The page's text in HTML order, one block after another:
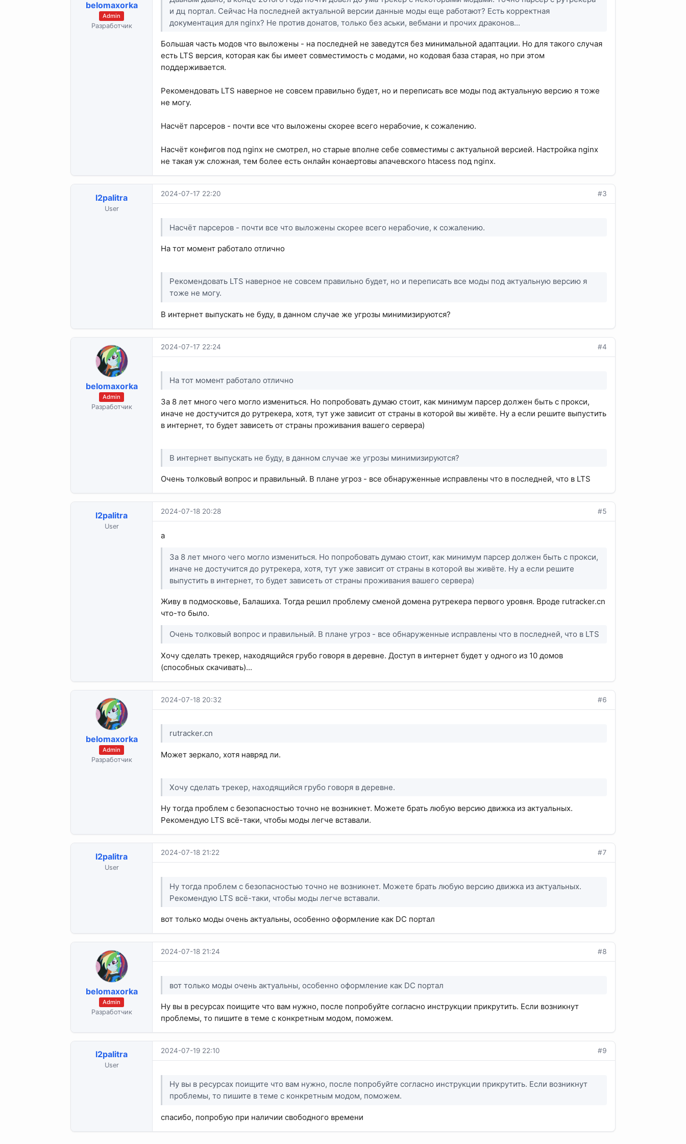
belomaxorka
Admin
Разработчик
и дц портал. Сейчас На последней актуальной версии данные моды еще работают? Есть корректная
документация для nginx? Не против донатов, только без аськи, вебмани и прочих драконов...
Большая часть модов что выложены - на последней не заведутся без минимальной адаптации. Но для такого случая
есть LTS версия, которая как бы имеет совместимость с модами, но кодовая база старая, но при этом
поддерживается.
Рекомендовать LTS наверное не совсем правильно будет, но и переписать все моды под актуальную версию я тоже
не могу.
Насчёт парсеров - почти все что выложены скорее всего нерабочие, к сожалению.
Насчёт конфигов под nginx не смотрел, но старые вполне себе совместимы с актуальной версией. Настройка nginx
не такая уж сложная, тем более есть онлайн конаертовы апачевского htacess под nginx.
l2palitra
User
2024-07-17 22:20 #3
Насчёт парсеров - почти все что выложены скорее всего нерабочие, к сожалению.
На тот момент работало отлично
Рекомендовать LTS наверное не совсем правильно будет, но и переписать все моды под актуальную версию я
тоже не могу.
В интернет выпускать не буду, в данном случае же угрозы минимизируются?
belomaxorka
Admin
Разработчик
2024-07-17 22:24 #4
На тот момент работало отлично
За 8 лет много чего могло измениться. Но попробовать думаю стоит, как минимум парсер должен быть с прокси,
иначе не достучится до рутрекера, хотя, тут уже зависит от страны в которой вы живёте. Ну а если решите выпустить
в интернет, то будет зависеть от страны проживания вашего сервера)
В интернет выпускать не буду, в данном случае же угрозы минимизируются?
Очень толковый вопрос и правильный. В плане угроз - все обнаруженные исправлены что в последней, что в LTS
l2palitra
User
2024-07-18 20:28 #5
a
За 8 лет много чего могло измениться. Но попробовать думаю стоит, как минимум парсер должен быть с прокси,
иначе не достучится до рутрекера, хотя, тут уже зависит от страны в которой вы живёте. Ну а если решите
выпустить в интернет, то будет зависеть от страны проживания вашего сервера)
Живу в подмосковье, Балашиха. Тогда решил проблему сменой домена рутрекера первого уровня. Вроде rutracker.cn
что-то было.
Очень толковый вопрос и правильный. В плане угроз - все обнаруженные исправлены что в последней, что в LTS
Хочу сделать трекер, находящийся грубо говоря в деревне. Доступ в интернет будет у одного из 10 домов
(способных скачивать)...
belomaxorka
Admin
Разработчик
2024-07-18 20:32 #6
rutracker.cn
Может зеркало, хотя навряд ли.
Хочу сделать трекер, находящийся грубо говоря в деревне.
Ну тогда проблем с безопасностью точно не возникнет. Можете брать любую версию движка из актуальных.
Рекомендую LTS всё-таки, чтобы моды легче вставали.
l2palitra
User
2024-07-18 21:22 #7
Ну тогда проблем с безопасностью точно не возникнет. Можете брать любую версию движка из актуальных.
Рекомендую LTS всё-таки, чтобы моды легче вставали.
вот только моды очень актуальны, особенно оформление как DC портал
belomaxorka
Admin
Разработчик
2024-07-18 21:24 #8
вот только моды очень актуальны, особенно оформление как DC портал
Ну вы в ресурсах поищите что вам нужно, после попробуйте согласно инструкции прикрутить. Если возникнут
проблемы, то пишите в теме с конкретным модом, поможем.
l2palitra
User
2024-07-19 22:10 #9
Ну вы в ресурсах поищите что вам нужно, после попробуйте согласно инструкции прикрутить. Если возникнут
проблемы, то пишите в теме с конкретным модом, поможем.
спасибо, попробую при наличии свободного времени